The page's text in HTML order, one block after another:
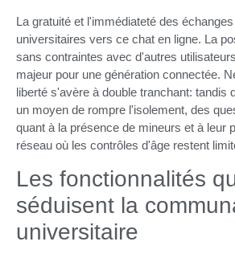
La gratuité et l'immédiateté des
universitaires vers ce chat en ligne. La
sans contraintes avec d'autres
majeur pour une génération connectée.
liberté s'avère à double tranchant: tandis
un moyen de rompre l'isolement, des
quant à la présence de mineurs et à leur
réseau où les contrôles d'âge restent
Les fonctionnalités
séduisent la
universitaire